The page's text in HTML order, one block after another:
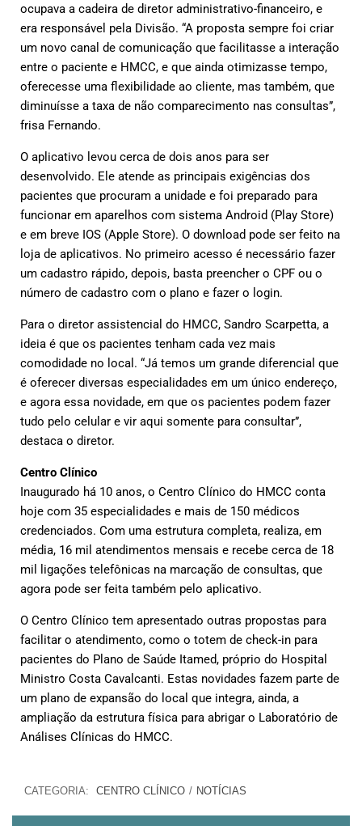
ocupava a cadeira de diretor administrativo-financeiro, e
era responsável pela Divisão. “A proposta sempre foi criar
um novo canal de comunicação que facilitasse a interação
entre o paciente e HMCC, e que ainda otimizasse tempo,
oferecesse uma flexibilidade ao cliente, mas também, que
diminuísse a taxa de não comparecimento nas consultas”,
frisa Fernando.
O aplicativo levou cerca de dois anos para ser
desenvolvido. Ele atende as principais exigências dos
pacientes que procuram a unidade e foi preparado para
funcionar em aparelhos com sistema Android (Play Store)
e em breve IOS (Apple Store). O download pode ser feito na
loja de aplicativos. No primeiro acesso é necessário fazer
um cadastro rápido, depois, basta preencher o CPF ou o
número de cadastro com o plano e fazer o login.
Para o diretor assistencial do HMCC, Sandro Scarpetta, a
ideia é que os pacientes tenham cada vez mais
comodidade no local. “Já temos um grande diferencial que
é oferecer diversas especialidades em um único endereço,
e agora essa novidade, em que os pacientes podem fazer
tudo pelo celular e vir aqui somente para consultar”,
destaca o diretor.
Centro Clínico
Inaugurado há 10 anos, o Centro Clínico do HMCC conta
hoje com 35 especialidades e mais de 150 médicos
credenciados. Com uma estrutura completa, realiza, em
média, 16 mil atendimentos mensais e recebe cerca de 18
mil ligações telefônicas na marcação de consultas, que
agora pode ser feita também pelo aplicativo.
O Centro Clínico tem apresentado outras propostas para
facilitar o atendimento, como o totem de check-in para
pacientes do Plano de Saúde Itamed, próprio do Hospital
Ministro Costa Cavalcanti. Estas novidades fazem parte de
um plano de expansão do local que integra, ainda, a
ampliação da estrutura física para abrigar o Laboratório de
Análises Clínicas do HMCC.
CATEGORIA: CENTRO CLÍNICO / NOTÍCIAS